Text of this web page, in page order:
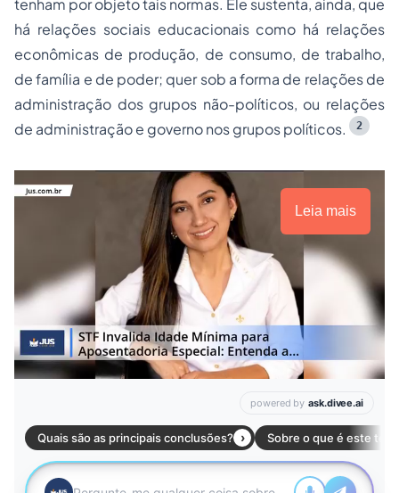
tenham por objeto tais normas. Ele sustenta, ainda, que
há relações sociais educacionais como há relações
econômicas de produção, de consumo, de trabalho,
de família e de poder; quer sob a forma de relações de
administração dos grupos não-políticos, ou relações
de administração e governo nos grupos políticos.
2
Leia mais